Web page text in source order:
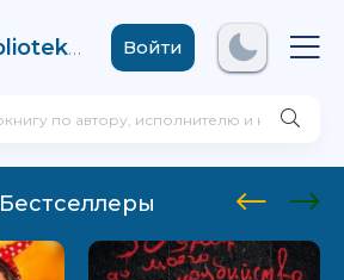
Online-biblioteka .comВойти
Бестселлеры